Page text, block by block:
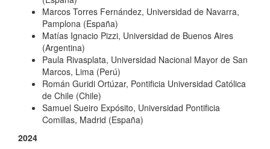
Marcos Torres Fernández, Universidad de Navarra,
Pamplona (España)
Matías Ignacio Pizzi, Universidad de Buenos Aires
(Argentina)
Paula Rivasplata, Universidad Nacional Mayor de San
Marcos, Lima (Perú)
Román Guridi Ortúzar, Pontificia Universidad Católica
de Chile (Chile)
Samuel Sueiro Expósito, Universidad Pontificia
Comillas, Madrid (España)
2024